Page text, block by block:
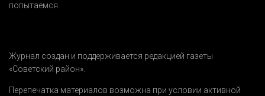
попытаемся.
Журнал создан и поддерживается редакцией газеты
«Советский район».
Перепечатка материалов возможна при условии активной